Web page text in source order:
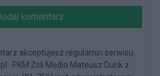
komentarz
akceptujesz regulamin serwisu
. PKM Żoli Media Mateusz Durik z